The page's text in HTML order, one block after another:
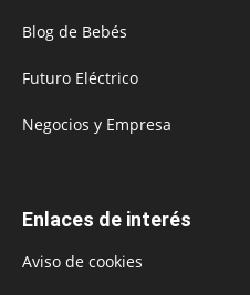
Blog de Bebés
Futuro Eléctrico
Negocios y Empresa
Enlaces de interés
Aviso de cookies